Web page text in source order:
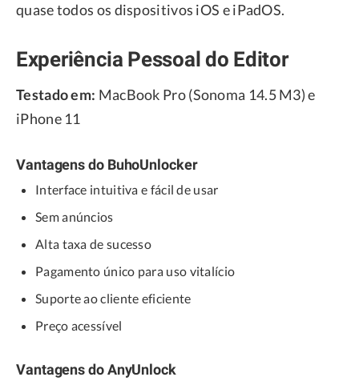
quase todos os dispositivos iOS e iPadOS.
Experiência Pessoal do Editor
Testado em: MacBook Pro (Sonoma 14.5 M3) e
iPhone 11
Vantagens do BuhoUnlocker
Interface intuitiva e fácil de usar
Sem anúncios
Alta taxa de sucesso
Pagamento único para uso vitalício
Suporte ao cliente eficiente
Preço acessível
Vantagens do AnyUnlock